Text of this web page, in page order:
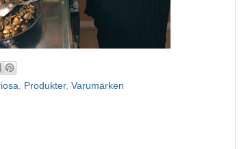
, Produkter, Varumärken